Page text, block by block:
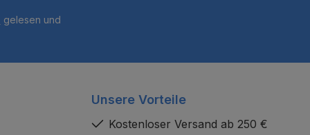
gelesen und
Unsere Vorteile
Kostenloser Versand ab 250 €